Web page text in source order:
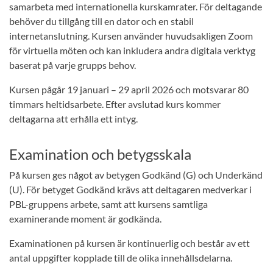
samarbeta med internationella kurskamrater. För deltagande
behöver du tillgång till en dator och en stabil
internetanslutning. Kursen använder huvudsakligen Zoom
för virtuella möten och kan inkludera andra digitala verktyg
baserat på varje grupps behov.
Kursen pågår 19 januari – 29 april 2026 och motsvarar 80
timmars heltidsarbete. Efter avslutad kurs kommer
deltagarna att erhålla ett intyg.
Examination och betygsskala
På kursen ges något av betygen Godkänd (G) och Underkänd
(U). För betyget Godkänd krävs att deltagaren medverkar i
PBL-gruppens arbete, samt att kursens samtliga
examinerande moment är godkända.
Examinationen på kursen är kontinuerlig och består av ett
antal uppgifter kopplade till de olika innehållsdelarna.